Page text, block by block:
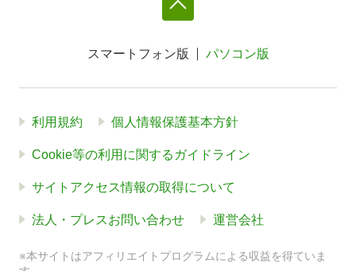
スマートフォン版 パソコン版
利用規約 個人情報保護基本方針
Cookie等の利用に関するガイドライン
サイトアクセス情報の取得について
法人・プレスお問い合わせ 運営会社
※本サイトはアフィリエイトプログラムによる収益を得ていま